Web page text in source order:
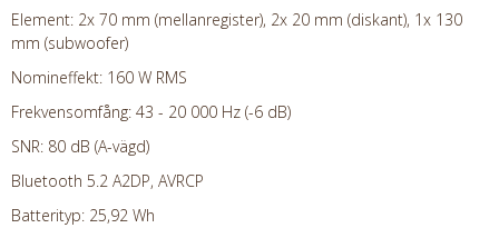
Element: 2x 70 mm (mellanregister), 2x 20 mm (diskant), 1x 130
mm (subwoofer)
Nomineffekt: 160 W RMS
Frekvensomfång: 43 - 20 000 Hz (-6 dB)
SNR: 80 dB (A-vägd)
Bluetooth 5.2 A2DP, AVRCP
Batterityp: 25,92 Wh